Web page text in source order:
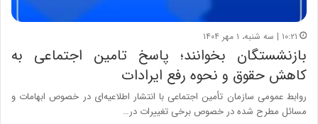
۱۰:۲۱ | سه شنبه، ۱ مهر ۱۴۰۴
بازنشستگان بخوانند؛ پاسخ تامین اجتماعی به
کاهش حقوق و نحوه رفع ایرادات
روابط عمومی سازمان تأمین اجتماعی با انتشار اطلاعیه‌ای در خصوص ابهامات و
مسائل مطرح شده در خصوص برخی تغییرات در…